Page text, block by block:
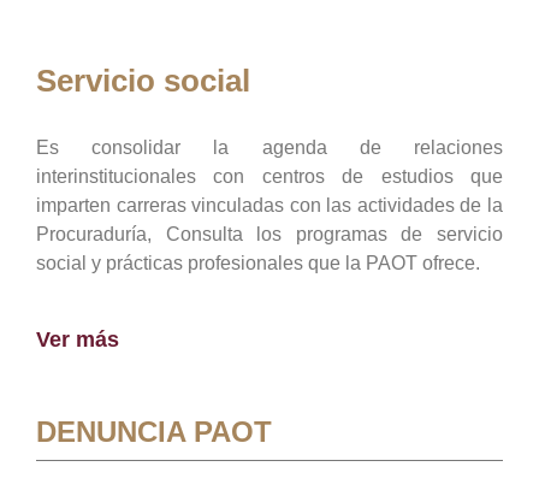
Servicio social
Es consolidar la agenda de relaciones
interinstitucionales con centros de estudios que
imparten carreras vinculadas con las actividades de la
Procuraduría, Consulta los programas de servicio
social y prácticas profesionales que la PAOT ofrece.
Ver más
DENUNCIA PAOT